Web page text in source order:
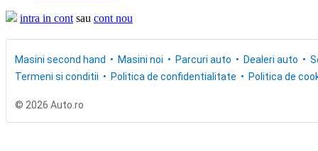
intra in cont sau cont nou
Masini second hand Masini noi Parcuri auto Dealeri auto
Termeni si conditii
Politica de confidentialitate Politica de
© 2026 Auto.ro